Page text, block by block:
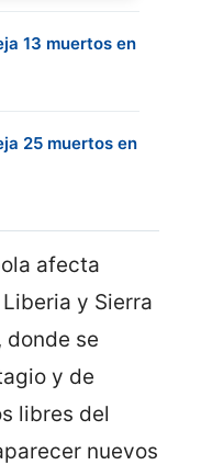
13 muertos en
25 muertos en
afecta
y Sierra
donde se
y de
libres del
nuevos